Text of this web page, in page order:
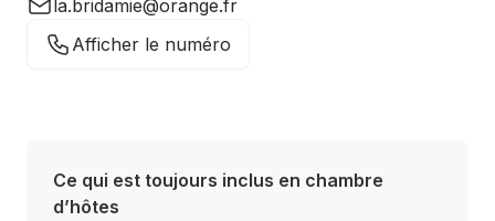
la.bridamie@orange.fr
Afficher le numéro
Ce qui est toujours inclus en chambre
d’hôtes